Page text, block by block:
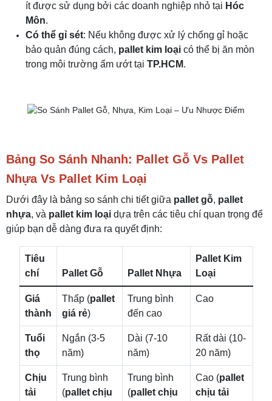
ít được sử dụng bởi các doanh nghiệp nhỏ tại Hóc
Môn.
Có thể gỉ sét: Nếu không được xử lý chống gỉ hoặc
bảo quản đúng cách, pallet kim loại có thể bị ăn mòn
trong môi trường ẩm ướt tại TP.HCM.
Bảng So Sánh Nhanh: Pallet Gỗ Vs Pallet
Nhựa Vs Pallet Kim Loại
Dưới đây là bảng so sánh chi tiết giữa pallet gỗ, pallet
nhựa, và pallet kim loại dựa trên các tiêu chí quan trọng để
giúp bạn dễ dàng đưa ra quyết định:
Tiêu
chí
Pallet Gỗ Pallet Nhựa
Pallet Kim
Loại
Giá
thành
Thấp (pallet
giá rẻ)
Trung bình
đến cao
Cao
Tuổi
thọ
Ngắn (3-5
năm)
Dài (7-10
năm)
Rất dài (10-
20 năm)
Chịu
tải
Trung bình
(pallet chịu
Trung bình
(pallet chịu
Cao (pallet
chịu tải